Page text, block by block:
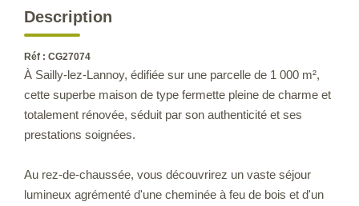
Description
Réf : CG27074
À Sailly-lez-Lannoy, édifiée sur une parcelle de 1 000 m²,
cette superbe maison de type fermette pleine de charme et
totalement rénovée, séduit par son authenticité et ses
prestations soignées.
Au rez-de-chaussée, vous découvrirez un vaste séjour
lumineux agrémenté d'une cheminée à feu de bois et d'un